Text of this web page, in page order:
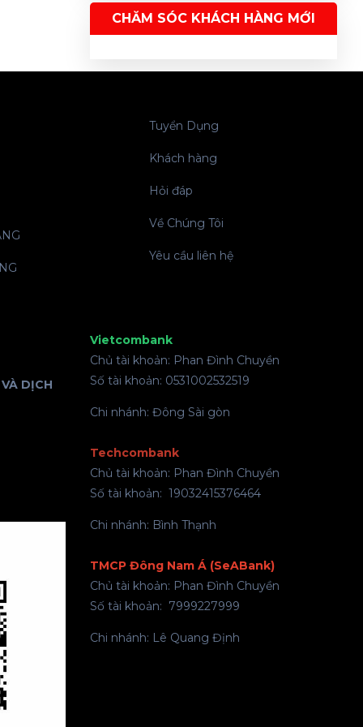
CHĂM SÓC KHÁCH HÀNG MỚI
Tuyển Dụng
Khách hàng
Hỏi đáp
Về Chúng Tôi
Yêu cầu liên hệ
DỊCH
Vietcombank
Chủ tài khoản: Phan Đình Chuyền
Số tài khoản: 0531002532519
Chi nhánh: Đông Sài gòn
Techcombank
Chủ tài khoản: Phan Đình Chuyền
Số tài khoản: 19032415376464
Chi nhánh: Bình Thạnh
TMCP Đông Nam Á (SeABank)
Chủ tài khoản: Phan Đình Chuyền
Số tài khoản: 7999227999
Chi nhánh: Lê Quang Định